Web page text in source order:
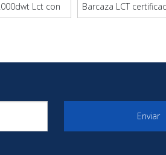
Lct con
corto
Barcaza LCT
BV para
Barcaza Lct de alto rendimiento
Lct Barge
Enviar